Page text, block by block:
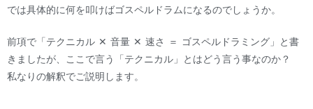
では具体的に何を叩けばゴスペルドラムになるのでしょうか。
前項で「テクニカル ✕ 音量 ✕ 速さ ＝ ゴスペルドラミング」と書
きましたが、ここで言う「テクニカル」とはどう言う事なのか？
私なりの解釈でご説明します。